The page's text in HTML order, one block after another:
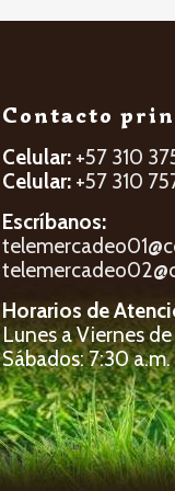
Contacto
Celular: +57 310
Celular: +57 310
Escríbanos:
Horarios de
Lunes a Viernes
Sábados: 7:30